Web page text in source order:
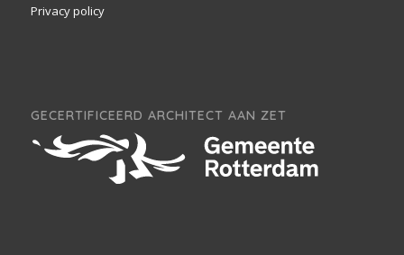
Privacy policy
GECERTIFICEERD ARCHITECT AAN ZET